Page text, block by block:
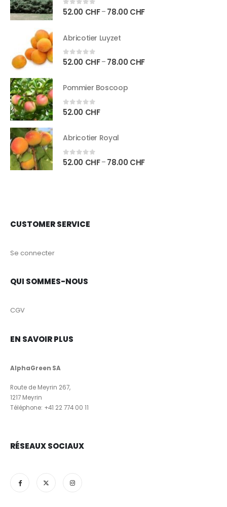
0sur 5
52.00 CHF– 78.00 CHF
Abricotier Luyzet
0sur 5
52.00 CHF– 78.00 CHF
Pommier Boscoop
0sur 5
52.00 CHF
Abricotier Royal
0sur 5
52.00 CHF– 78.00 CHF
CUSTOMER SERVICE
Se connecter
QUI SOMMES-NOUS
CGV
EN SAVOIR PLUS
AlphaGreen SA
Route de Meyrin 267,
1217 Meyrin
Téléphone: +41 22 774 00 11
RÉSEAUX SOCIAUX